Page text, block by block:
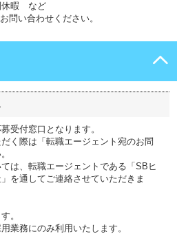
休暇 など
問い合わせください。
受付窓口となります。
く際は「転職エージェント宛のお問
は、転職エージェントである「SBヒ
を通してご連絡させていただきま
。
業務にのみ利用いたします。